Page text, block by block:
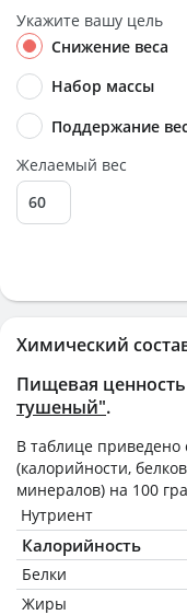
Химический
Пищевая
тушеный".
В таблице
(калорийности,
минералов) на 100
Нутриент
Калорийность
Белки
Жиры
Укажите вашу цель
Снижение веса
Набор массы
Поддержание
Желаемый вес